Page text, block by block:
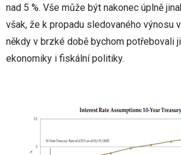
nad 5 %. Vše může být nakonec úplně
však, že k propadu sledovaného výnosu
někdy v brzké době bychom potřebovali
ekonomiky i fiskální politiky.